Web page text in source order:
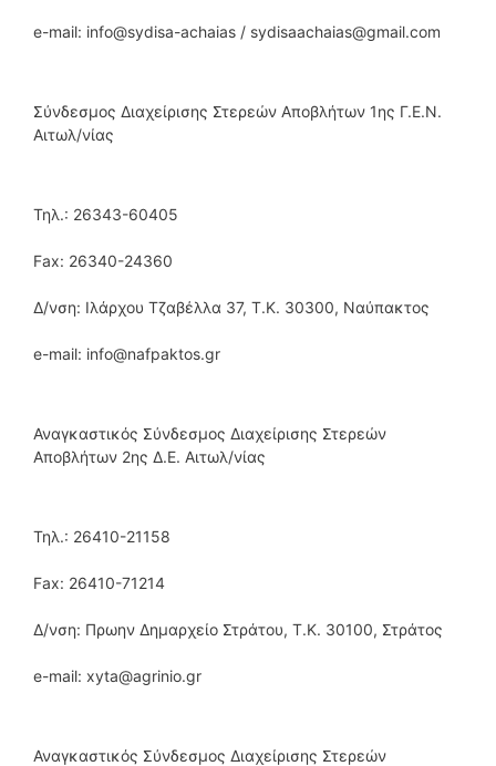
e-mail: info@sydisa-achaias / sydisaachaias@gmail.com
Σύνδεσμος Διαχείρισης Στερεών Αποβλήτων 1ης Γ.Ε.Ν.
Αιτωλ/νίας
Τηλ.: 26343-60405
Fax: 26340-24360
Δ/νση: Ιλάρχου Τζαβέλλα 37, Τ.Κ. 30300, Ναύπακτος
e-mail: info@nafpaktos.gr
Αναγκαστικός Σύνδεσμος Διαχείρισης Στερεών
Αποβλήτων 2ης Δ.Ε. Αιτωλ/νίας
Τηλ.: 26410-21158
Fax: 26410-71214
Δ/νση: Πρωην Δημαρχείο Στράτου, Τ.Κ. 30100, Στράτος
e-mail: xyta@agrinio.gr
Αναγκαστικός Σύνδεσμος Διαχείρισης Στερεών